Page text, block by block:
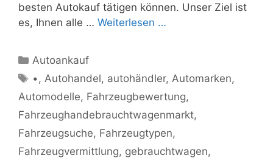
besten Autokauf tätigen können. Unser Ziel ist
es, Ihnen alle … Weiterlesen …
Kategorien
Autoankauf
Schlagwörter
• , Autohandel, autohändler, Automarken,
Automodelle, Fahrzeugbewertung,
Fahrzeughandebrauchtwagenmarkt,
Fahrzeugsuche, Fahrzeugtypen,
Fahrzeugvermittlung, gebrauchtwagen,